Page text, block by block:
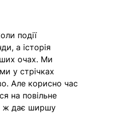
події
а історія
очах. Ми
у стрічках
Але корисно час
на повільне
ж дає ширшу